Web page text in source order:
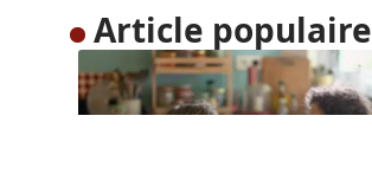
Article populaire
FAMILLE